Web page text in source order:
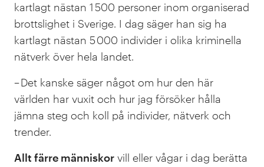
kartlagt nästan 1 500 personer inom organiserad
brottslighet i Sverige. I dag säger han sig ha
kartlagt nästan 5 000 individer i olika kriminella
nätverk över hela landet.
– Det kanske säger något om hur den här
världen har vuxit och hur jag försöker hålla
jämna steg och koll på individer, nätverk och
trender.
Allt färre människor vill eller vågar i dag berätta